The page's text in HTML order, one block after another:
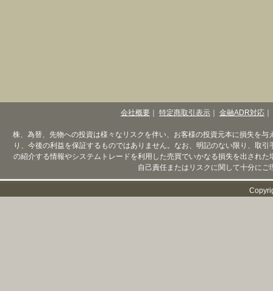
会社概要 特定商取引表示 金融ADR対応
株、為替、先物への投資は様々なリスクを伴い、お客様の投資元本に損失を
り、今後の利益を保証するものではありません。なお、明記のない限り、取
の紹介する情報やシステムトレードを利用した売買でいかなる損失を出され
自己責任またはリスクに関して十分に